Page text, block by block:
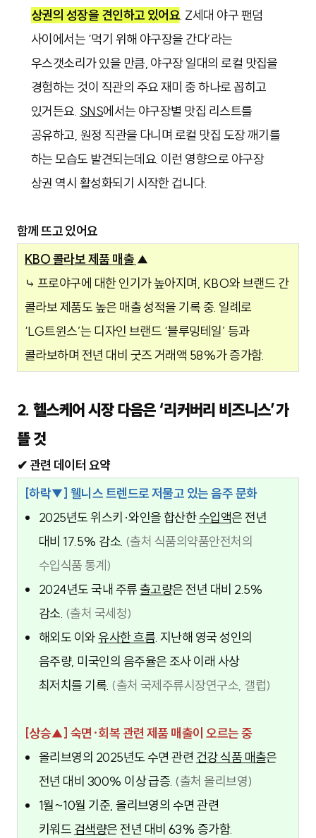
상권의 성장을 견인하고 있어요. Z세대 야구 팬덤
사이에서는 ‘먹기 위해 야구장을 간다’라는
우스갯소리가 있을 만큼, 야구장 일대의 로컬 맛집을
경험하는 것이 직관의 주요 재미 중 하나로 꼽히고
있거든요. SNS에서는 야구장별 맛집 리스트를
공유하고, 원정 직관을 다니며 로컬 맛집 도장 깨기를
하는 모습도 발견되는데요. 이런 영향으로 야구장
상권 역시 활성화되기 시작한 겁니다.
함께 뜨고 있어요
KBO 콜라보제품 매출 ▲
⤷ 프로야구에 대한 인기가 높아지며, KBO와 브랜드 간
콜라보 제품도 높은 매출 성적을 기록 중. 일례로
‘LG트윈스’는 디자인 브랜드 ‘블루밍테일’ 등과
콜라보하며 전년 대비 굿즈 거래액 58%가 증가함.
2. 헬스케어 시장 다음은 ‘리커버리 비즈니스’가
뜰 것
✔ 관련 데이터 요약
[하락▼] 웰니스 트렌드로 저물고 있는 음주 문화
2025년도 위스키·와인을 합산한수입액은 전년
대비 17.5% 감소. (출처 식품의약품안전처의
수입식품 통계)
2024년도 국내 주류출고량은 전년 대비 2.5%
감소. (출처 국세청)
해외도 이와유사한 흐름. 지난해 영국 성인의
음주량, 미국인의 음주율은 조사 이래 사상
최저치를 기록. (출처 국제주류시장연구소, 갤럽)
[상승▲] 숙면·회복 관련 제품 매출이 오르는 중
올리브영의 2025년도 수면 관련 건강 식품 매출은
전년 대비 300% 이상 급증. (출처 올리브영)
1월~10월 기준, 올리브영의 수면 관련
키워드 검색량은 전년 대비 63% 증가함.